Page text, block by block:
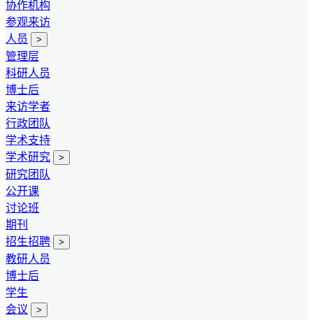
协作机构
参观来访
人员
>
管理层
科研人员
博士后
来访学者
行政团队
学术支持
学术研究
>
研究团队
公开课
讨论班
期刊
招生招聘
>
教研人员
博士后
学生
会议
>